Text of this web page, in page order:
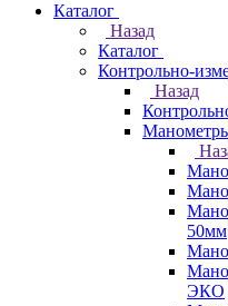
Каталог
Назад
Каталог
Контрольно-
Назад
50мм
ЭКО